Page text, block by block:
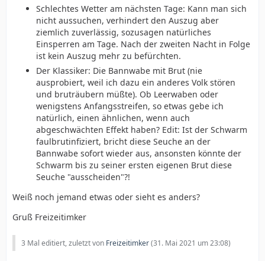
Schlechtes Wetter am nächsten Tage: Kann man sich
nicht aussuchen, verhindert den Auszug aber
ziemlich zuverlässig, sozusagen natürliches
Einsperren am Tage. Nach der zweiten Nacht in Folge
ist kein Auszug mehr zu befürchten.
Der Klassiker: Die Bannwabe mit Brut (nie
ausprobiert, weil ich dazu ein anderes Volk stören
und bruträubern müßte). Ob Leerwaben oder
wenigstens Anfangsstreifen, so etwas gebe ich
natürlich, einen ähnlichen, wenn auch
abgeschwächten Effekt haben? Edit: Ist der Schwarm
faulbrutinfiziert, bricht diese Seuche an der
Bannwabe sofort wieder aus, ansonsten könnte der
Schwarm bis zu seiner ersten eigenen Brut diese
Seuche "ausscheiden"?!
Weiß noch jemand etwas oder sieht es anders?
Gruß Freizeitimker
3 Mal editiert, zuletzt von Freizeitimker(31. Mai 2021 um 23:08)